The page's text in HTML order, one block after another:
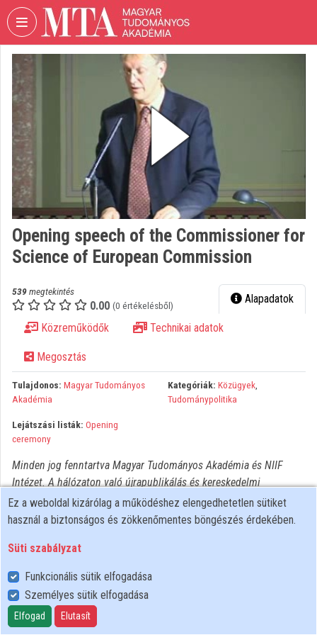
Fejléc kihagyása Menü kihagyása Tartalom kihagyása
MAGYAR
TUDOMÁNYOS
AKADÉMIA
Intézményi kezdőlap
Bejelentkezés
Kategóriák
Intézményi listák
Opening speech of the Commissioner for
Science of European Commission
539megtekintés
0.00 (0 értékelésből) Alapadatok
Közreműködők Technikai adatok
Megosztás
Tulajdonos: Magyar Tudományos
Akadémia
Kategóriák: Közügyek,
Tudománypolitika
Lejátszási listák: Opening
ceremony
Minden jog fenntartva Magyar Tudományos Akadémia és NIIF
Intézet. A hálózaton való újrapublikálás és kereskedelmi
forgalomba hozatal szigorúan tilos! Egyéb célú felhasználás a
jogtulajdonos(ok) engedélyéhez kötött.
Felhasználói szabályzat
Adatkezelési tájékoztató
Süti szabályzat
Ez a weboldal kizárólag a működéshez elengedhetetlen sütiket
használ a biztonságos és zökkenőmentes böngészés érdekében.
Süti szabályzat
Funkcionális sütik elfogadása
Személyes sütik elfogadása
Elfogad Elutasít